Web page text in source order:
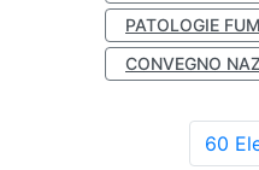
PATOLOGIE
CONVEGNO
60